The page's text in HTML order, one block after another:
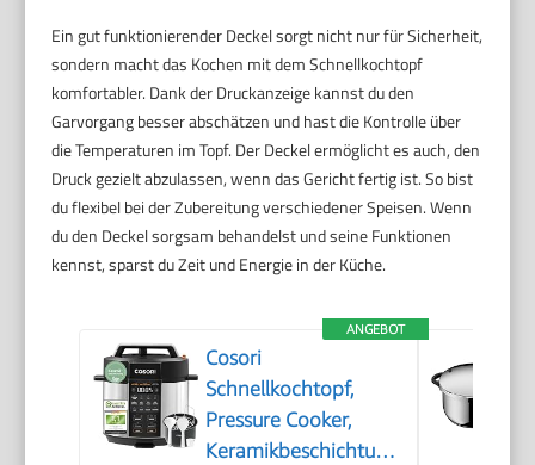
Ein gut funktionierender Deckel sorgt nicht nur für Sicherheit,
sondern macht das Kochen mit dem Schnellkochtopf
komfortabler. Dank der Druckanzeige kannst du den
Garvorgang besser abschätzen und hast die Kontrolle über
die Temperaturen im Topf. Der Deckel ermöglicht es auch, den
Druck gezielt abzulassen, wenn das Gericht fertig ist. So bist
du flexibel bei der Zubereitung verschiedener Speisen. Wenn
du den Deckel sorgsam behandelst und seine Funktionen
kennst, sparst du Zeit und Energie in der Küche.
ANGEBOT
Cosori
Schnellkochtopf,
Pressure Cooker,
Keramikbeschichtung,